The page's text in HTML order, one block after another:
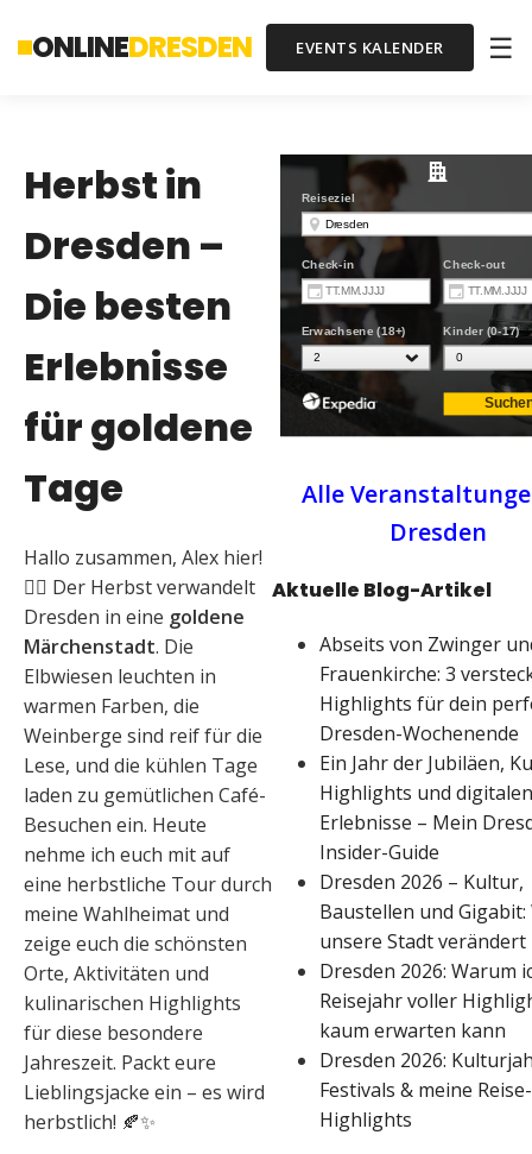
ONLINEDRESDEN EVENTS KALENDER ☰
Herbst in
Dresden –
Die besten
Erlebnisse
für goldene
Tage
Hallo zusammen, Alex hier!
🙋‍♂️ Der Herbst verwandelt
Dresden in eine goldene
Märchenstadt. Die
Elbwiesen leuchten in
warmen Farben, die
Weinberge sind reif für die
Lese, und die kühlen Tage
laden zu gemütlichen Café-
Besuchen ein. Heute
nehme ich euch mit auf
eine herbstliche Tour durch
meine Wahlheimat und
zeige euch die schönsten
Orte, Aktivitäten und
kulinarischen Highlights
für diese besondere
Jahreszeit. Packt eure
Lieblingsjacke ein – es wird
herbstlich! 🍂✨
Alle
Dresden
Aktuelle Blog-Artikel
Abseits von Zwinger
Frauenkirche: 3
Highlights für dein
Dresden-Wochenende
Ein Jahr der Jubiläen,
Highlights und digitalen
Erlebnisse – Mein
Insider-Guide
Dresden 2026 – Kultur,
Baustellen und Gigabit:
unsere Stadt verändert
Dresden 2026: Warum
Reisejahr voller
kaum erwarten kann
Dresden 2026:
Festivals & meine Reise-
Highlights